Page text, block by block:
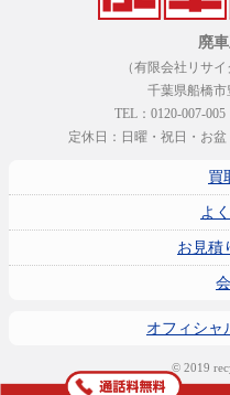
廃
（有限会社リサ
千葉県船橋市
TEL：0120-007-
定休日：日曜・祝日・お盆
買
よ
お見積
オフィシャ
© 2019